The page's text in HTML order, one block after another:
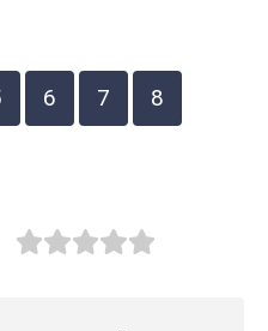
6 7
8